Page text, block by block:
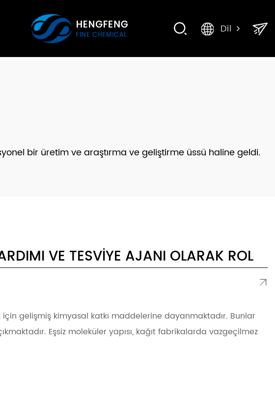
Dil
bir üretim ve araştırma ve geliştirme üssü haline geldi.
VE TESVIYE AJANI OLARAK ROL
gelişmiş kimyasal katkı maddelerine dayanmaktadır. Bunlar
Eşsiz moleküler yapısı, kağıt fabrikalarda vazgeçilmez